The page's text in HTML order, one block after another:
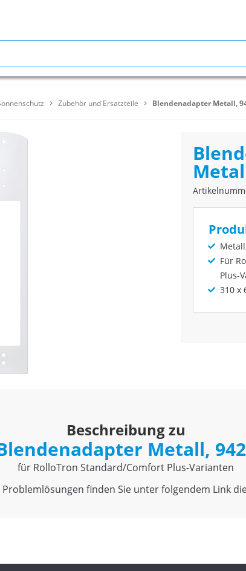
Zubehör und Ersatzteile Blendenadapter Metall,
Für
Plus-
310 x
Beschreibung zu
Metall,
für RolloTron Standard/Comfort Plus-Varianten
finden Sie unter folgendem Link